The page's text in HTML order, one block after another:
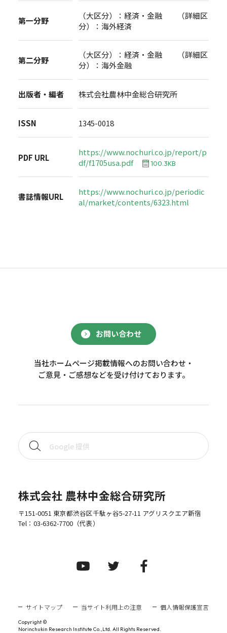
第一分野
（大区分）：経済・金融 （詳細区
分）：海外経済
第二分野
（大区分）：経済・金融 （詳細区
分）：海外金融
出版者・編者 株式会社農林中金総合研究所
ISSN 1345-0018
PDF URL
https://www.nochuri.co.jp/report/p
df/f1705usa.pdf
100.3KB
書誌情報URL
https://www.nochuri.co.jp/periodic
al/market/contents/6323.html
お問い合わせ
当社ホームページ掲載情報へのお問い合わせ・
ご意見・ご感想などを受け付けております。
株式会社 農林中金総合研究所
〒151-0051 東京都渋谷区千駄ヶ谷5-27-11 アグリスクエア新宿
Tel： 03-6362-7700（代表）
サイトマップ 当サイト利用上の注意 個人情報保護宣言
Copyright ©
Norinchukin Research Institute Co.,Ltd. All Rights Reserved.